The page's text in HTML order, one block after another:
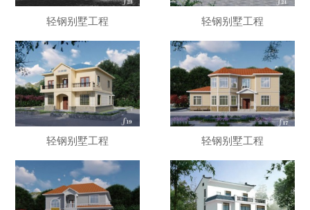
轻钢别墅工程 轻钢别墅工程
轻钢别墅工程 轻钢别墅工程